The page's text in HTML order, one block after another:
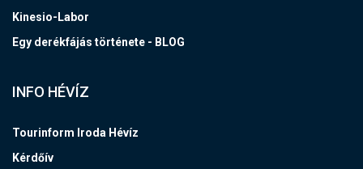
Kinesio-Labor
Egy derékfájás története - BLOG
INFO HÉVÍZ
Tourinform Iroda Hévíz
Kérdőív